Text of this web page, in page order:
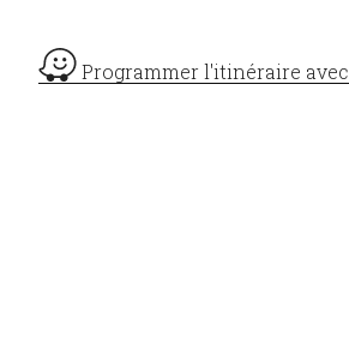
Programmer l'itinéraire avec